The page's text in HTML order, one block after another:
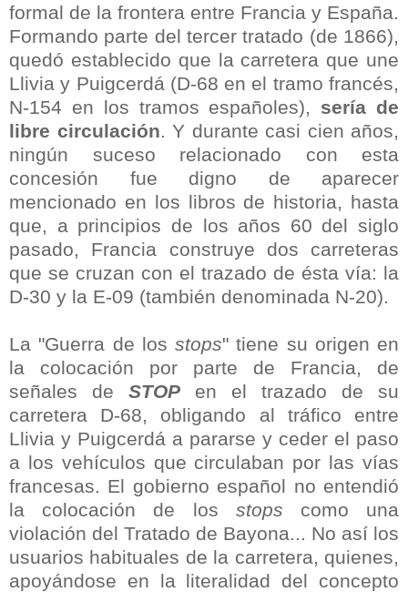
formal de la frontera entre Francia y España.
Formando parte del tercer tratado (de 1866),
quedó establecido que la carretera que une
Llivia y Puigcerdá (D-68 en el tramo francés,
N-154 en los tramos españoles), sería de
libre circulación. Y durante casi cien años,
ningún suceso relacionado con esta
concesión fue digno de aparecer
mencionado en los libros de historia, hasta
que, a principios de los años 60 del siglo
pasado, Francia construye dos carreteras
que se cruzan con el trazado de ésta vía: la
D-30 y la E-09 (también denominada N-20).
La "Guerra de los stops" tiene su origen en
la colocación por parte de Francia, de
señales de STOP
en el trazado de su
carretera D-68, obligando al tráfico entre
Llivia y Puigcerdá a pararse y ceder el paso
a los vehículos que circulaban por las vías
francesas. El gobierno español no entendió
la colocación de los stops como una
violación del Tratado de Bayona... No así los
usuarios habituales de la carretera, quienes,
apoyándose en la literalidad del concepto